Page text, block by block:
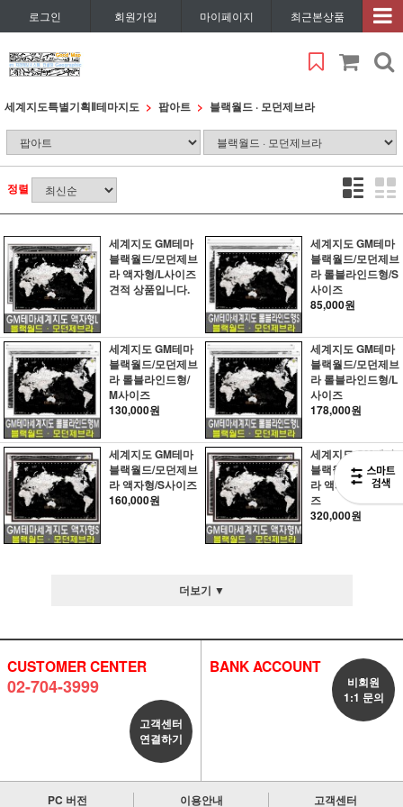
로그인 회원가입 마이페이지 최근본상품
세계지도특별기획Ⅱ테마지도 팝아트 블랙월드 · 모던제브라
정렬
세계지도 GM테마
블랙월드/모던제브
라 액자형/L사이즈
견적 상품입니다.
세계지도 GM테마
블랙월드/모던제브
라 롤블라인드형/S
사이즈
85,000원
세계지도 GM테마
블랙월드/모던제브
라 롤블라인드형/
M사이즈
130,000원
세계지도 GM테마
블랙월드/모던제브
라 롤블라인드형/L
사이즈
178,000원
세계지도 GM테마
블랙월드/모던제브
라 액자형/S사이즈
160,000원
세계지도 GM테마
블랙월드/모던제브
라 액자형/M사이
즈
320,000원
더보기 ▼
CUSTOMER CENTER
02-704-3999
고객센터
연결하기
BANK ACCOUNT
비회원
1:1 문의
PC 버전 이용안내 고객센터